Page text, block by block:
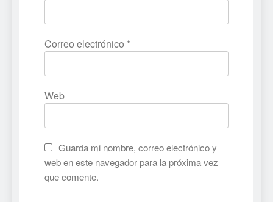
Correo electrónico *
Web
Guarda mi nombre, correo electrónico y
web en este navegador para la próxima vez
que comente.